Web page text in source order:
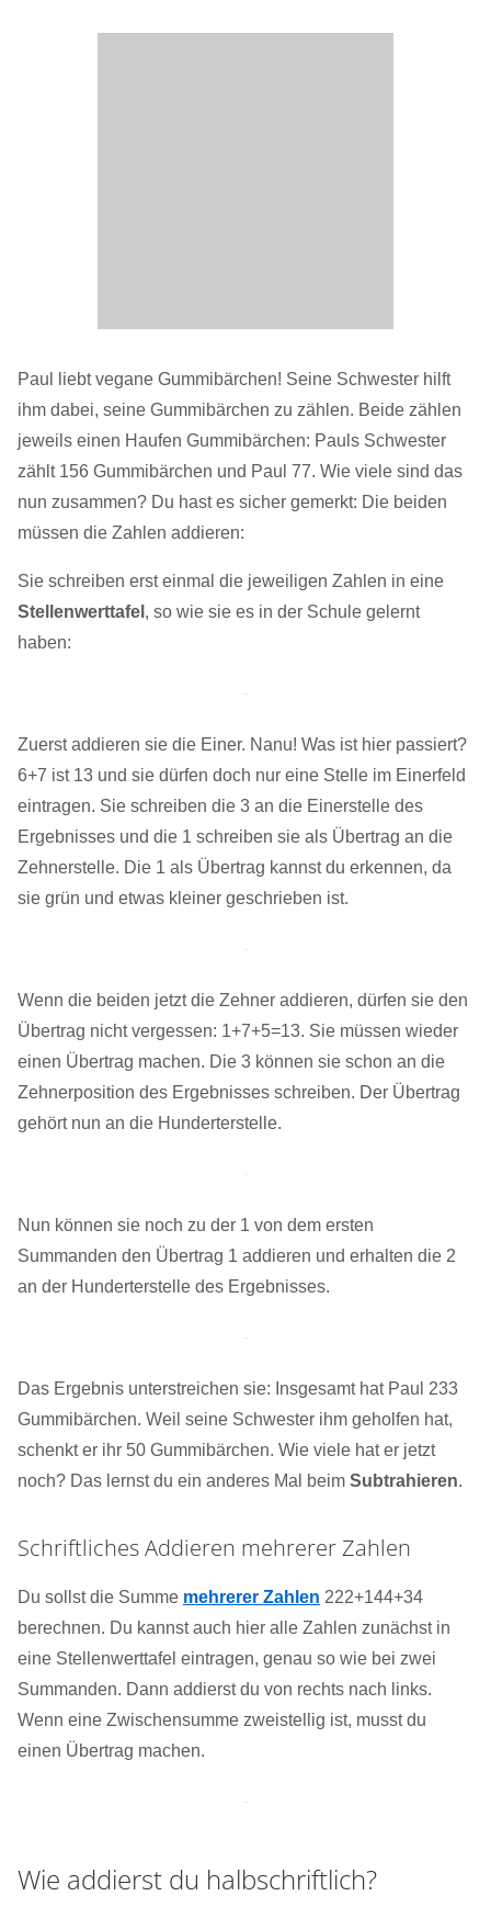
Paul liebt vegane Gummibärchen! Seine Schwester hilft
ihm dabei, seine Gummibärchen zu zählen. Beide zählen
jeweils einen Haufen Gummibärchen: Pauls Schwester
zählt 156 Gummibärchen und Paul 77. Wie viele sind das
nun zusammen? Du hast es sicher gemerkt: Die beiden
müssen die Zahlen addieren:
Sie schreiben erst einmal die jeweiligen Zahlen in eine
Stellenwerttafel , so wie sie es in der Schule gelernt
haben:
Zuerst addieren sie die Einer. Nanu! Was ist hier passiert?
6+7 ist 13 und sie dürfen doch nur eine Stelle im Einerfeld
eintragen. Sie schreiben die 3 an die Einerstelle des
Ergebnisses und die 1 schreiben sie als Übertrag an die
Zehnerstelle. Die 1 als Übertrag kannst du erkennen, da
sie grün und etwas kleiner geschrieben ist.
Wenn die beiden jetzt die Zehner addieren, dürfen sie den
Übertrag nicht vergessen: 1+7+5=13. Sie müssen wieder
einen Übertrag machen. Die 3 können sie schon an die
Zehnerposition des Ergebnisses schreiben. Der Übertrag
gehört nun an die Hunderterstelle.
Nun können sie noch zu der 1 von dem ersten
Summanden den Übertrag 1 addieren und erhalten die 2
an der Hunderterstelle des Ergebnisses.
Das Ergebnis unterstreichen sie: Insgesamt hat Paul 233
Gummibärchen. Weil seine Schwester ihm geholfen hat,
schenkt er ihr 50 Gummibärchen. Wie viele hat er jetzt
noch? Das lernst du ein anderes Mal beim Subtrahieren.
Schriftliches Addieren mehrerer Zahlen
Du sollst die Summe mehrerer Zahlen 222+144+34
berechnen. Du kannst auch hier alle Zahlen zunächst in
eine Stellenwerttafel eintragen, genau so wie bei zwei
Summanden. Dann addierst du von rechts nach links.
Wenn eine Zwischensumme zweistellig ist, musst du
einen Übertrag machen.
Wie addierst du halbschriftlich?